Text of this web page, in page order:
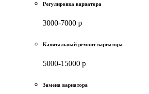
Регулировка вариатора
3000-7000 р
Капитальный ремонт вариатора
5000-15000 р
Замена вариатора